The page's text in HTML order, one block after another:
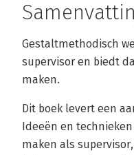
Gestaltmethodisch
supervisor en biedt
maken.
Dit boek levert een
Ideeën en
maken als